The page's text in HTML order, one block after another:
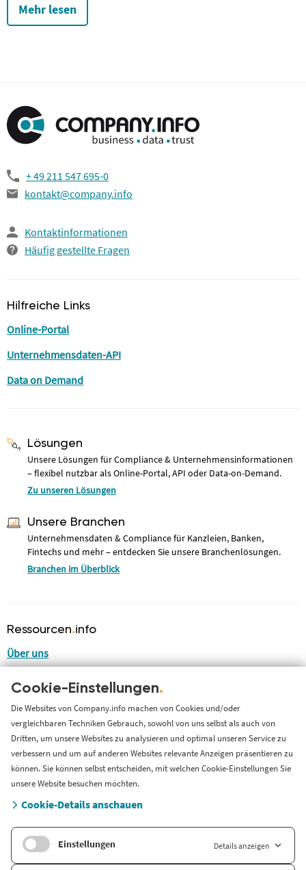
Mehr lesen
+ 49 211 547 695-0
kontakt@company.info
Kontaktinformationen
Häufig gestellte Fragen
Hilfreiche Links
Online-Portal
Unternehmensdaten-API
Data on Demand
Lösungen
Unsere Lösungen für Compliance & Unternehmensinformationen
– flexibel nutzbar als Online-Portal, API oder Data-on-Demand.
Zu unseren Lösungen
Unsere Branchen
Unternehmensdaten & Compliance für Kanzleien, Banken,
Fintechs und mehr – entdecken Sie unsere Branchenlösungen.
Branchen im Überblick
Ressourcen.info
Über uns
Blog
LinkedIn
LinkedIn Newsletter
Cases
Support
Länderversion
Company.info Nederland
Cookie-Einstellungen.
Die Websites von Company.info machen von Cookies und/oder
vergleichbaren Techniken Gebrauch, sowohl von uns selbst als auch von
Dritten, um unsere Websites zu analysieren und optimal unseren Service zu
verbessern und um auf anderen Websites relevante Anzeigen präsentieren zu
können. Sie können selbst entscheiden, mit welchen Cookie-Einstellungen Sie
unsere Website besuchen möchten.
Cookie-Details anschauen
Einstellungen Details anzeigen